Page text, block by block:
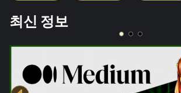
최신 정보